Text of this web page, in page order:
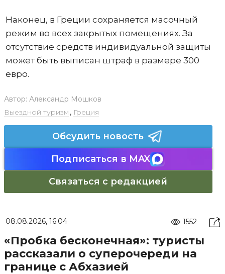
Наконец, в Греции сохраняется масочный
режим во всех закрытых помещениях. За
отсутствие средств индивидуальной защиты
может быть выписан штраф в размере 300
евро.
Автор: Александр Мошков
Выездной туризм , Греция
Обсудить новость
Подписаться в MAX
Связаться с редакцией
08.08.2026, 16:04 1552
«Пробка бесконечная»: туристы
рассказали о суперочереди на
границе с Абхазией